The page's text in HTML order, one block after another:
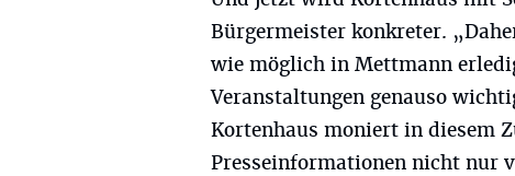
Bürgermeister konkreter.
wie möglich in Mettmann
Veranstaltungen genauso
Kortenhaus moniert in diesem
Presseinformationen nicht nur